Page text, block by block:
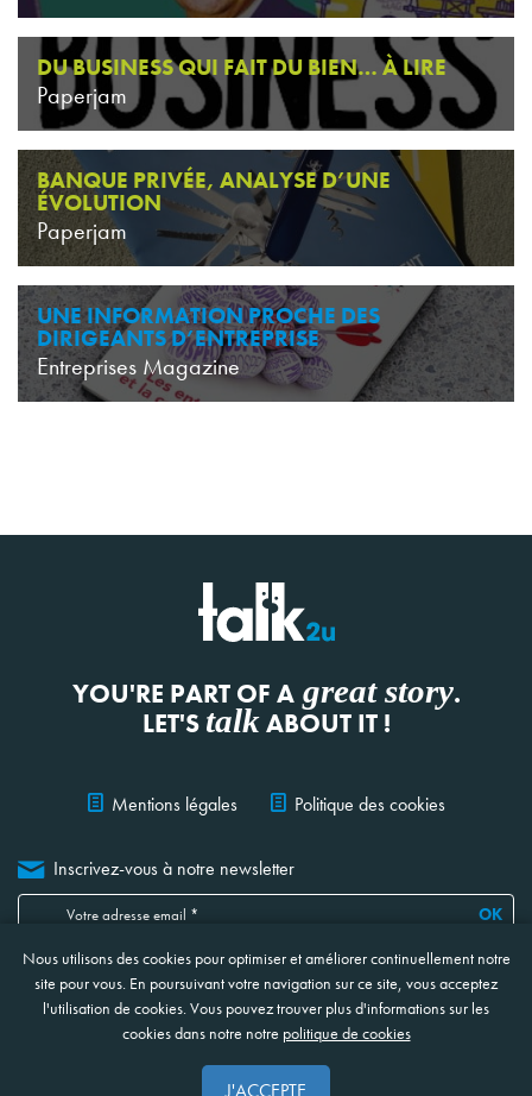
DU BUSINESS QUI FAIT DU BIEN… À LIRE
Paperjam
BANQUE PRIVÉE, ANALYSE D’UNE
ÉVOLUTION
Paperjam
UNE INFORMATION PROCHE DES
DIRIGEANTS D’ENTREPRISE
Entreprises Magazine
YOU'RE PART OF Agreat story.
LET'S talkABOUT IT !
Mentions légales Politique des cookies
Inscrivez-vous à notre newsletter
Je confirme avoir lu, compris et acceptéles informations ci-jointes
concernant la protection et le traitement de mes données
* Ces champs sont obligatoires
OK
Site web réalisé en collaboration avec NOOSPHERE
Nous utilisons des cookies pour optimiser et améliorer continuellement notre
site pour vous. En poursuivant votre navigation sur ce site, vous acceptez
l'utilisation de cookies. Vous pouvez trouver plus d'informations sur les
cookies dans notre notre politique de cookies
J'ACCEPTE